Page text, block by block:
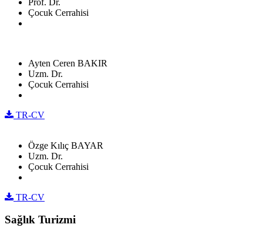
Çocuk Cerrahisi
Ayten Ceren BAKIR
Uzm. Dr.
Çocuk Cerrahisi
TR-CV
Özge Kılıç BAYAR
Uzm. Dr.
Çocuk Cerrahisi
TR-CV
Sağlık Turizmi